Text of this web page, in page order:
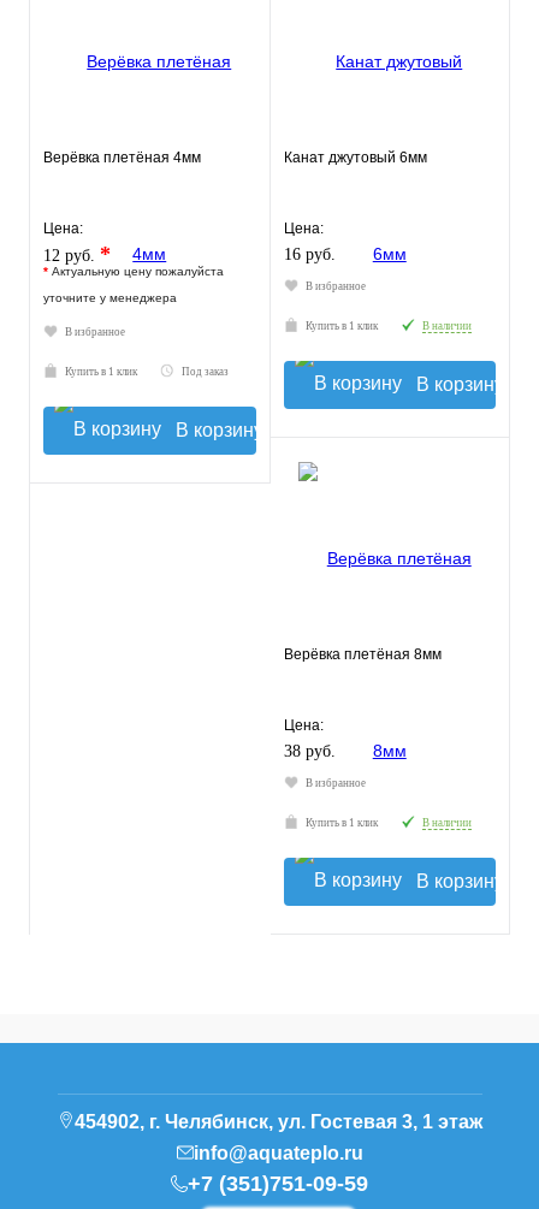
Верёвка плетёная 4мм
Цена:
12 руб. *
* Актуальную цену пожалуйста
уточните у менеджера
В избранное
Купить в 1 клик Под заказ
В корзину
Канат джутовый 6мм
Цена:
16 руб.
В избранное
Купить в 1 клик В наличии
В корзину
Верёвка плетёная 8мм
Цена:
38 руб.
В избранное
Купить в 1 клик В наличии
В корзину
454902, г. Челябинск, ул. Гостевая 3, 1 этаж
info@aquateplo.ru
+7 (351)751-09-59